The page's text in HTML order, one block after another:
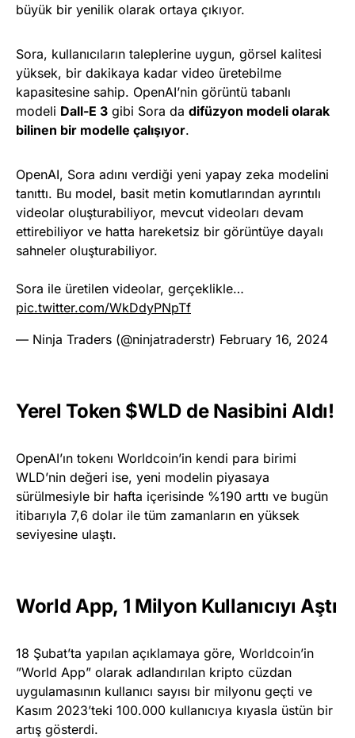
büyük bir yenilik olarak ortaya çıkıyor.
Sora, kullanıcıların taleplerine uygun, görsel kalitesi
yüksek, bir dakikaya kadar video üretebilme
kapasitesine sahip. OpenAI’nin görüntü tabanlı
modeli Dall-E 3 gibi Sora da difüzyon modeli olarak
bilinen bir modelle çalışıyor.
OpenAI, Sora adını verdiği yeni yapay zeka modelini
tanıttı. Bu model, basit metin komutlarından ayrıntılı
videolar oluşturabiliyor, mevcut videoları devam
ettirebiliyor ve hatta hareketsiz bir görüntüye dayalı
sahneler oluşturabiliyor.
Sora ile üretilen videolar, gerçeklikle…
pic.twitter.com/WkDdyPNpTf
— Ninja Traders (@ninjatraderstr) February 16, 2024
Yerel Token $WLD de Nasibini Aldı!
OpenAI’ın tokenı Worldcoin’in kendi para birimi
WLD’nin değeri ise, yeni modelin piyasaya
sürülmesiyle bir hafta içerisinde %190 arttı ve bugün
itibarıyla 7,6 dolar ile tüm zamanların en yüksek
seviyesine ulaştı.
World App, 1 Milyon Kullanıcıyı Aştı
18 Şubat’ta yapılan açıklamaya göre, Worldcoin’in
”World App” olarak adlandırılan kripto cüzdan
uygulamasının kullanıcı sayısı bir milyonu geçti ve
Kasım 2023’teki 100.000 kullanıcıya kıyasla üstün bir
artış gösterdi.